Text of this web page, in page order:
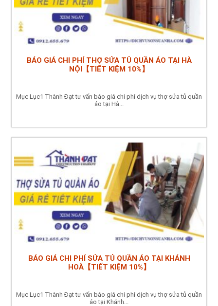
BÁO GIÁ CHI PHÍ THỢ SỬA TỦ QUẦN ÁO TẠI HÀ
NỘI【TIẾT KIỆM 10%】
Mục Lục1 Thành Đạt tư vấn báo giá chi phí dịch vụ thợ sửa tủ quần
áo tại Hà...
BÁO GIÁ CHI PHÍ SỬA TỦ QUẦN ÁO TẠI KHÁNH
HOÀ【TIẾT KIỆM 10%】
Mục Lục1 Thành Đạt tư vấn báo giá chi phí dịch vụ thợ sửa tủ quần
áo tại Khánh...